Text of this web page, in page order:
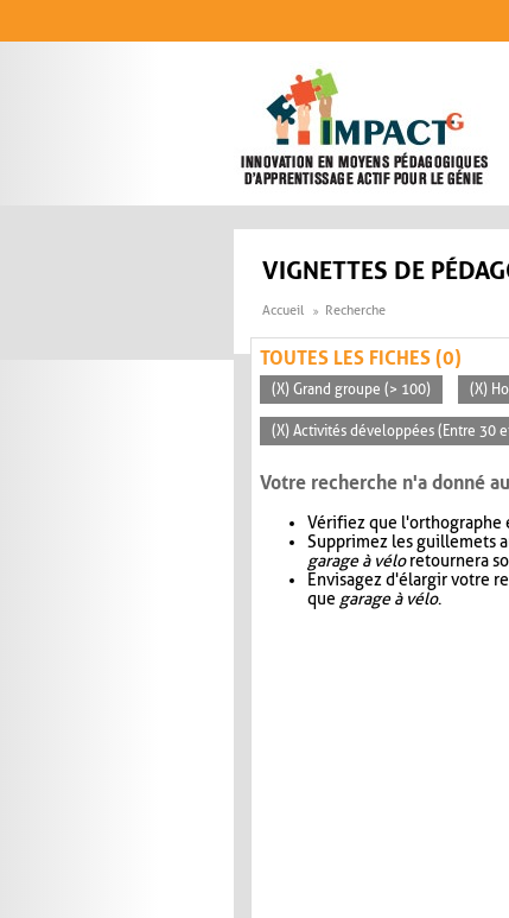
VIGNETTES DE
Accueil Recherche
TOUTES LES FICHES (0)
(X) Grand groupe (> 100) (X)
(X) Activités développées (Entre 30
Votre recherche n'a donné
Vérifiez que l'orthographe
Supprimez les guillemets
garage à véloretournera
Envisagez d'élargir votre
que garage à vélo.